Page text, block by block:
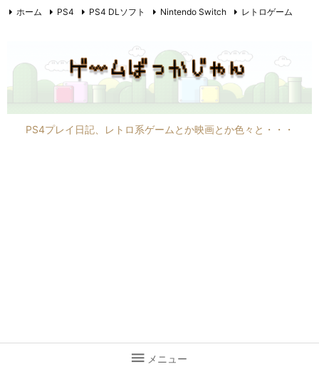
PS4プレイ日記、レトロ系ゲームとか映画とか色々と・・・
 メニュー
ホーム PS4 PS4 DLソフト Nintendo Switch レトロゲーム